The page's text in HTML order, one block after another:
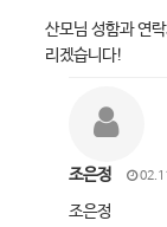
산모님 성함과 연
리겠습니다!
조은정
조은정